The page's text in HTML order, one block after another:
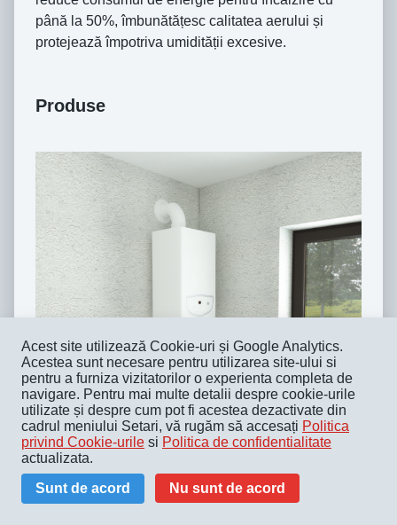
până la 50%, îmbunătățesc calitatea aerului și
protejează împotriva umidității excesive.
Produse
Acest site utilizează Cookie-uri și Google Analytics.
Acestea sunt necesare pentru utilizarea site-ului si
pentru a furniza vizitatorilor o experienta completa de
navigare. Pentru mai multe detalii despre cookie-urile
utilizate și despre cum pot fi acestea dezactivate din
cadrul meniului Setari, vă rugăm să accesați Politica
privind Cookie-urile si Politica de confidentialitate
actualizata.
Sunt de acord
Nu sunt de acord